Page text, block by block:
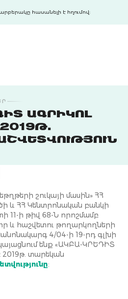
հասանելի է հղումով:
ԱԳՐԻԿՈԼ
շուկայի մասին» ՀՀ
և ՀՀ Կենտրոնական բանկի
11-ի թիվ 68-Ն որոշմամբ
և հաշվետու թողարկողների
4/04-ի 19-րդ գլխի
ենք «ԱԿԲԱ-ԿՐԵԴԻՏ
տարեկան
: